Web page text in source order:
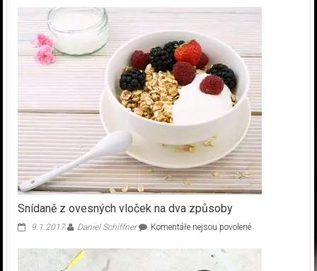
Snídaně z ovesných vloček na dva způsoby
9.1.2017 Daniel Schiffner Komentáře nejsou povolenéu
s